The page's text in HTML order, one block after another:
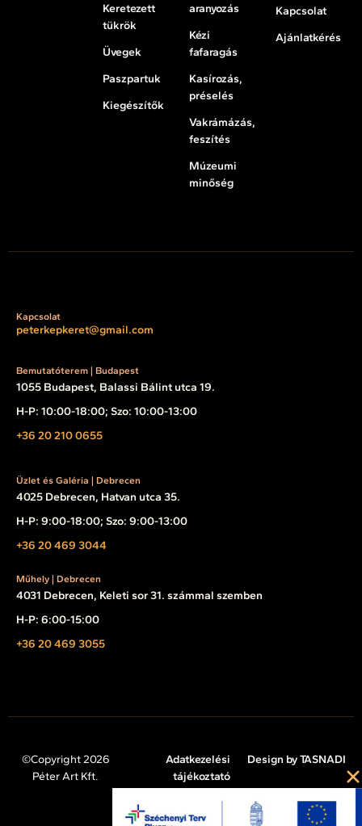
Keretezett
tükrök
Üvegek
Paszpartuk
Kiegészítők
aranyozás
Kézi
fafaragás
Kasírozás,
préselés
Vakrámázás,
feszítés
Múzeumi
minőség
Kapcsolat
Ajánlatkérés
Kapcsolat
peterkepkeret@gmail.com
Bemutatóterem | Budapest
1055 Budapest, Balassi Bálint utca 19.
H-P: 10:00-18:00; Szo: 10:00-13:00
+36 20 210 0655
Üzlet és Galéria | Debrecen
4025 Debrecen, Hatvan utca 35.
H-P: 9:00-18:00; Szo: 9:00-13:00
+36 20 469 3044
Műhely | Debrecen
4031 Debrecen, Keleti sor 31. számmal szemben
H-P: 6:00-15:00
+36 20 469 3055
©Copyright 2026
Péter Art Kft.
Adatkezelési
tájékoztató
Cookie tájékoztató
Design by TASNADI